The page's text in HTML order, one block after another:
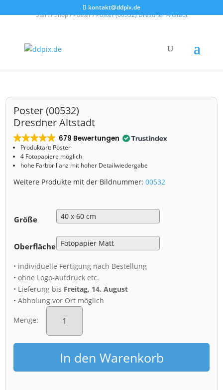
kontakt@ddpix.de
Start/Shop/Poster/ Poster (00532) Dresdner Altstadt
Poster (00532)
Dresdner Altstadt
679 Bewertungen
Produktart: Poster
4 Fotopapiere möglich
hohe Farbbrillanz mit hoher Detailwiedergabe
Weitere Produkte mit der Bildnummer:00532
Größe
Oberfläche
• individuelle Fertigung nach Bestellung
• ohne Logo-Aufdruck etc.
• Lieferung bis Freitag, 14. August
• Abholung vor Ort möglich
Menge:
Poster
(00532)
Altstadt
Menge
In den Warenkorb